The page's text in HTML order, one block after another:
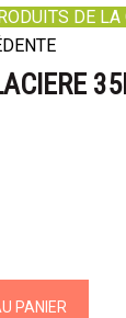
DE LA
PANIER